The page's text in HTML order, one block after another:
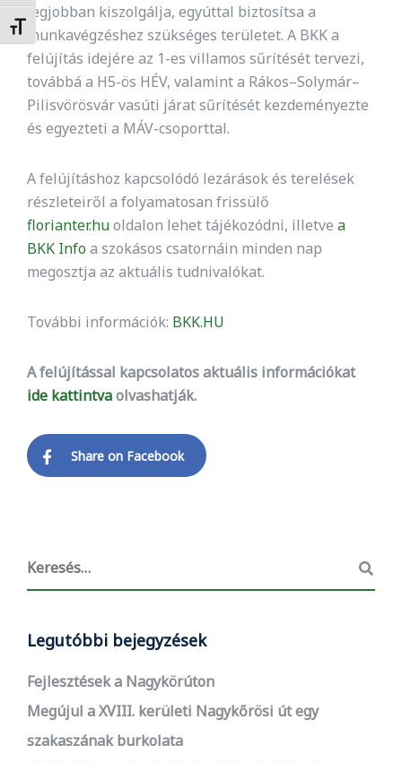
Betűméret váltása
legjobban kiszolgálja, egyúttal biztosítsa a
munkavégzéshez szükséges területet. A BKK a
felújítás idejére az 1-es villamos sűrítését tervezi,
továbbá a H5-ös HÉV, valamint a Rákos–Solymár–
Pilisvörösvár vasúti járat sűrítését kezdeményezte
és egyezteti a MÁV-csoporttal.
A felújításhoz kapcsolódó lezárások és terelések
részleteiről a folyamatosan frissülő
florianter.huoldalon lehet tájékozódni, illetve a
BKK Info a szokásos csatornáin minden nap
megosztja az aktuális tudnivalókat.
További információk: BKK.HU
A felújítással kapcsolatos aktuális információkat
ide kattintvaolvashatják.
Share on Facebook
Legutóbbi bejegyzések
Fejlesztések a Nagykörúton
Megújul a XVIII. kerületi Nagykőrösi út egy
szakaszának burkolata